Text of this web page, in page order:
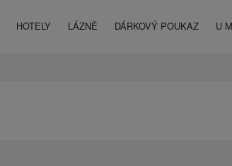
HOTELY LÁZNĚ DÁRKOVÝ POUKAZ U